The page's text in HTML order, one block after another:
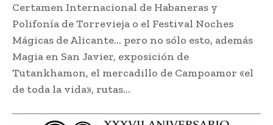
Certamen Internacional de Habaneras y
Polifonía de Torrevieja o el Festival Noches
Mágicas de Alicante… pero no sólo esto, además
Magia en San Javier, exposición de
Tutankhamon, el mercadillo de Campoamor «el
de toda la vida», rutas…